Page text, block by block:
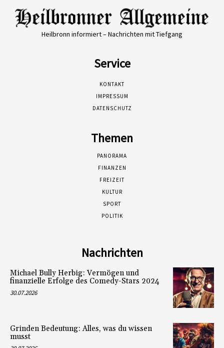
Heilbronn informiert – Nachrichten mit Tiefgang
Service
KONTAKT
IMPRESSUM
DATENSCHUTZ
Themen
PANORAMA
FINANZEN
FREIZEIT
KULTUR
SPORT
POLITIK
Nachrichten
Michael Bully Herbig: Vermögen und
finanzielle Erfolge des Comedy-Stars 2024
30.07.2026
Grinden Bedeutung: Alles, was du wissen
musst